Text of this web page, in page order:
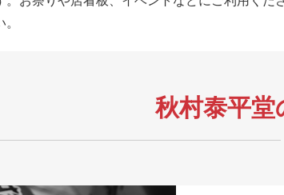
。
秋村泰平堂